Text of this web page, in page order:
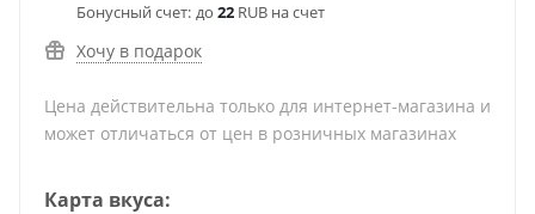
Бонусный счет: до 22 RUB на счет
Хочу в подарок
Цена действительна только для интернет-магазина и
может отличаться от цен в розничных магазинах
Карта вкуса: